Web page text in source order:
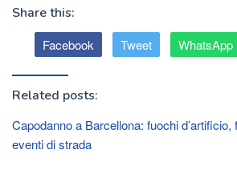
Share this:
Facebook Tweet WhatsApp
Related posts:
Capodanno a Barcellona: fuochi
eventi di strada